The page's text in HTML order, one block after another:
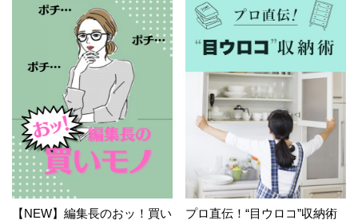
【NEW】編集長のおッ！買い
プロ直伝！“目ウロコ”収納術